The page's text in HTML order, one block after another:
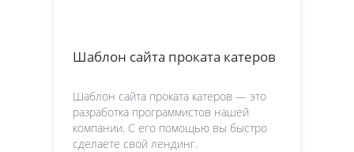
Шаблон сайта проката катеров
Шаблон сайта проката катеров — это
разработка программистов нашей
компании. С его помощью вы быстро
сделаете свой лендинг.